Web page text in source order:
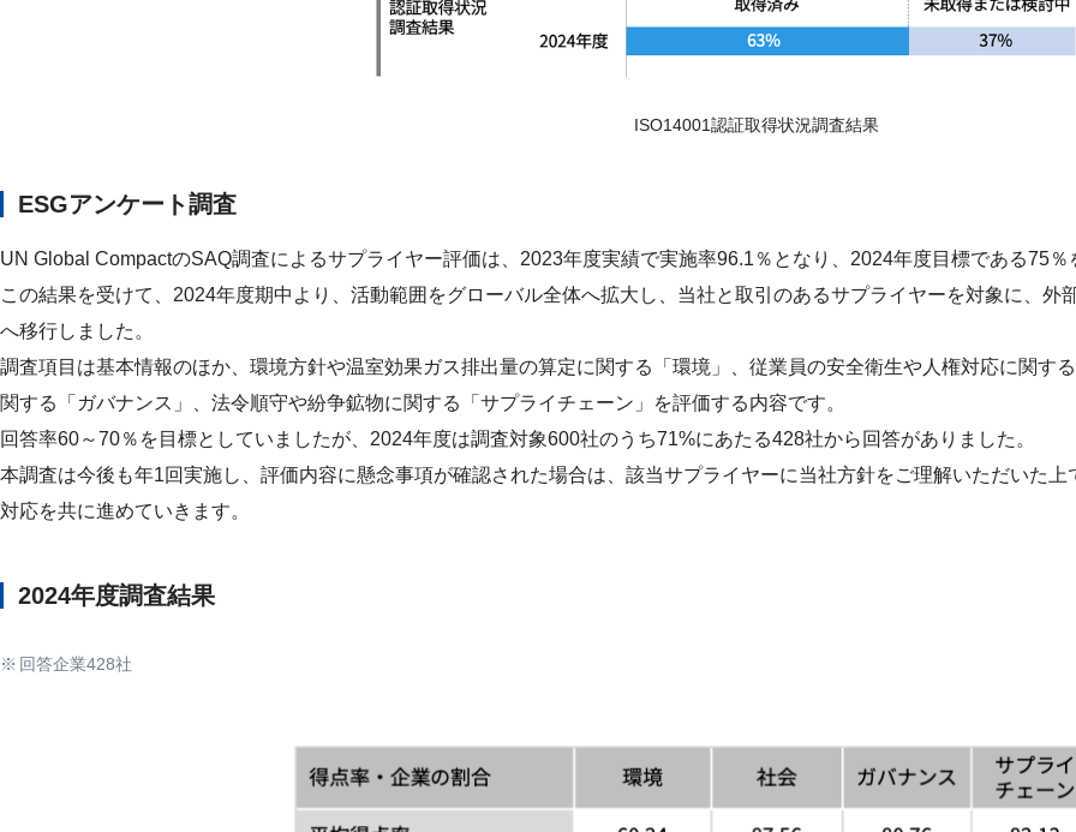
ISO14001認証取得状況調査結果
ESGアンケート調査
UN Global CompactのSAQ調査によるサプライヤー評価は、2023年度実績で実施率96.1％となり、2024年度目標である75
この結果を受けて、2024年度期中より、活動範囲をグローバル全体へ拡大し、当社と取引のあるサプライヤーを対象に、
へ移行しました。
調査項目は基本情報のほか、環境方針や温室効果ガス排出量の算定に関する「環境」、従業員の安全衛生や人権対応に関す
関する「ガバナンス」、法令順守や紛争鉱物に関する「サプライチェーン」を評価する内容です。
回答率60～70％を目標としていましたが、2024年度は調査対象600社のうち71%にあたる428社から回答がありました。
本調査は今後も年1回実施し、評価内容に懸念事項が確認された場合は、該当サプライヤーに当社方針をご理解いただいた
対応を共に進めていきます。
2024年度調査結果
回答企業428社